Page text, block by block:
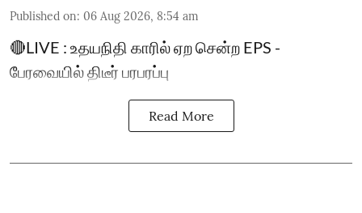
Published on: 06 Aug 2026, 8:54 am
🔴LIVE : உதயநிதி காரில் ஏற சென்ற EPS -
பேரவையில் திடீர் பரபரப்பு
Read More